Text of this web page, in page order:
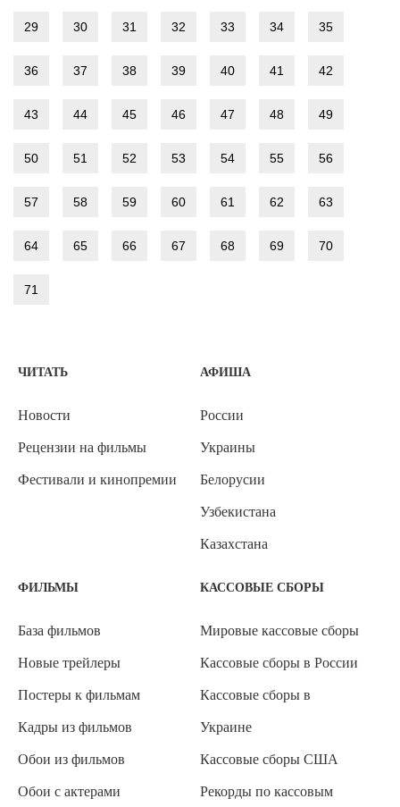
29 30 31 32 33 34 35
36 37 38 39 40 41 42
43 44 45 46 47 48 49
50 51 52 53 54 55 56
57 58 59 60 61 62 63
64 65 66 67 68 69 70
71
ЧИТАТЬ
Новости
Рецензии на фильмы
Фестивали и кинопремии
АФИША
России
Украины
Белорусии
Узбекистана
Казахстана
ФИЛЬМЫ
База фильмов
Новые трейлеры
Постеры к фильмам
Кадры из фильмов
Обои из фильмов
Обои с актерами
КАССОВЫЕ СБОРЫ
Мировые кассовые сборы
Кассовые сборы в России
Кассовые сборы в
Украине
Кассовые сборы США
Рекорды по кассовым